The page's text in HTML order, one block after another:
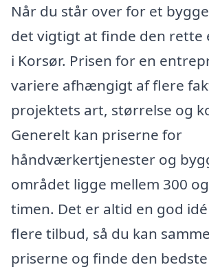
Når du står over for et
det vigtigt at finde den
i Korsør. Prisen for en
variere afhængigt af flere
projektets art, størrelse og
Generelt kan priserne for
håndværkertjenester og
området ligge mellem 300
timen. Det er altid en god
flere tilbud, så du kan
priserne og finde den